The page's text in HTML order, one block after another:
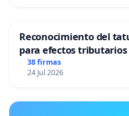
Reconocimiento del
para efectos tributarios
38 firmas
24 Jul 2026